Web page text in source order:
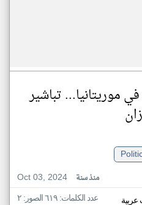
موريتانيا... تباشير
Oct 03, 2024
منذ سنة
عربية عدد الكلمات: ٦١٩ الصور: ٢